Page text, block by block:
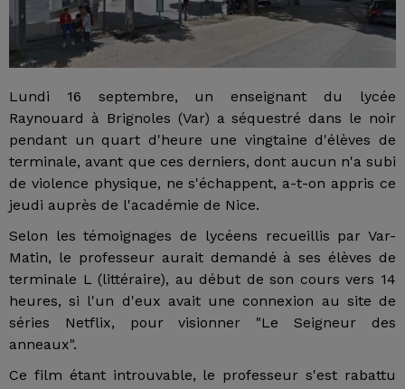
Lundi 16 septembre, un enseignant du lycée
Raynouard à Brignoles (Var) a séquestré dans le noir
pendant un quart d'heure une vingtaine d'élèves de
terminale, avant que ces derniers, dont aucun n'a subi
de violence physique, ne s'échappent, a-t-on appris ce
jeudi auprès de l'académie de Nice.
Selon les témoignages de lycéens recueillis par Var-
Matin, le professeur aurait demandé à ses élèves de
terminale L (littéraire), au début de son cours vers 14
heures, si l'un d'eux avait une connexion au site de
séries Netflix, pour visionner "Le Seigneur des
anneaux".
Ce film étant introuvable, le professeur s'est rabattu